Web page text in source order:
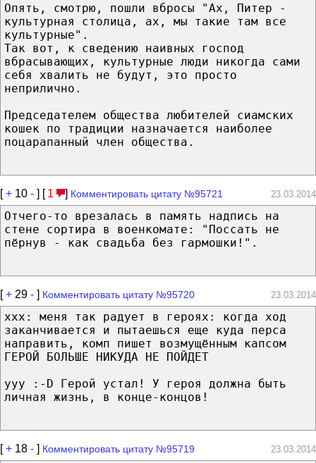
Опять, смотрю, пошли вбросы "Ах, Питер -
культурная столица, ах, мы такие там все
культурные".
Так вот, к сведению наивных господ
вбрасывающих, культурные люди никогда сами
себя хвалить не будут, это просто
неприлично.
Председателем общества любителей сиамских
кошек по традиции назначается наиболее
поцарапанный член общества.
[+ 10 - ] [ 1 ] Комментировать цитату №95721 23.03.2014
Отчего-то врезалась в память надпись на
стене сортира в военкомате: "Поссать не
пёрнув - как свадьба без гармошки!".
[+ 29 - ] Комментировать цитату №95720 23.03.2014
xxx: меня так радует в героях: когда ход
заканчивается и пытаешься еще куда перса
направить, комп пишет возмущённым капсом
ГЕРОЙ БОЛЬШЕ НИКУДА НЕ ПОЙДЕТ
yyy :-D Герой устал! У героя должна быть
личная жизнь, в конце-концов!
[+ 18 - ] Комментировать цитату №95719 23.03.2014